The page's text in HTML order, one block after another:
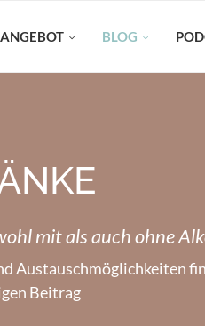
ANGEBOT BLOG
mit als auch ohne
Austauschmöglichkeiten
Beitrag